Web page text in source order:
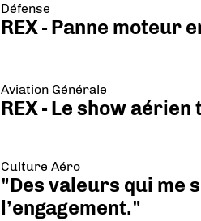
Défense
REX - Panne moteur
Aviation Générale
REX - Le show
Culture Aéro
"Des valeurs qui me
l’engagement."